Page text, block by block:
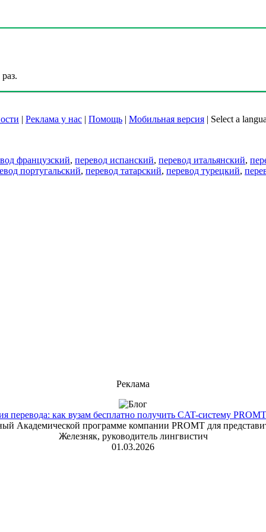
| Реклама у нас | Помощь | Мобильная версия | Select a
французский, перевод испанский, перевод итальянский,
португальский, перевод татарский, перевод турецкий,
Реклама
перевода: как вузам бесплатно получить CAT-систему
Академической программе компании PROMT для
Железняк, руководитель лингвистич
01.03.2026